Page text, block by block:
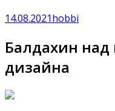
14.08.2021hobbi
Балдахин
дизайна